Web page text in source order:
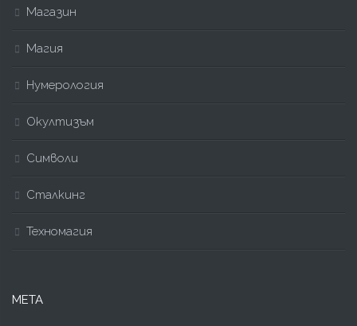
Магазин
Магия
Нумерология
Окултизъм
Символи
Сталкинг
Техномагия
МЕТА